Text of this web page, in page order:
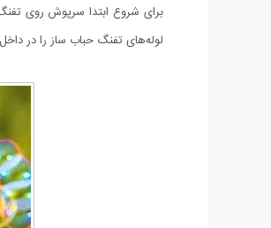
برای شروع ابتدا سرپوش روی
لوله‌های تفنگ حباب ساز را در